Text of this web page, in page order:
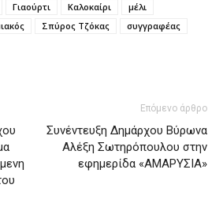
Γιαούρτι Καλοκαίρι
μέλι
Σπύρος Τζόκας
συγγραφέας
Επόμενο άρθρο
Συνέντευξη Δημάρχου Βύρωνα
Αλέξη Σωτηρόπουλου στην
εφημερίδα «ΑΜΑΡΥΣΙΑ»